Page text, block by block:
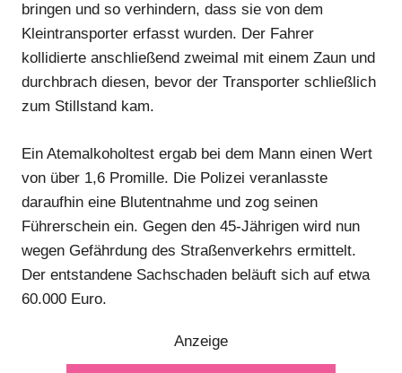
bringen und so verhindern, dass sie von dem
Kleintransporter erfasst wurden. Der Fahrer
kollidierte anschließend zweimal mit einem Zaun und
durchbrach diesen, bevor der Transporter schließlich
zum Stillstand kam.
Ein Atemalkoholtest ergab bei dem Mann einen Wert
von über 1,6 Promille. Die Polizei veranlasste
daraufhin eine Blutentnahme und zog seinen
Führerschein ein. Gegen den 45-Jährigen wird nun
wegen Gefährdung des Straßenverkehrs ermittelt.
Der entstandene Sachschaden beläuft sich auf etwa
60.000 Euro.
Anzeige